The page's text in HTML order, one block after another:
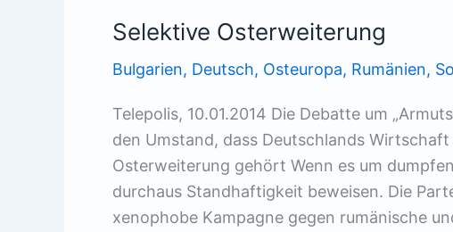
Selektive Osterweiterung
Bulgarien, Deutsch, Osteuropa, Rumänien,
Telepolis, 10.01.2014 Die Debatte um
den Umstand, dass Deutschlands
Osterweiterung gehört Wenn es um
durchaus Standhaftigkeit beweisen. Die
xenophobe Kampagne gegen rumänische